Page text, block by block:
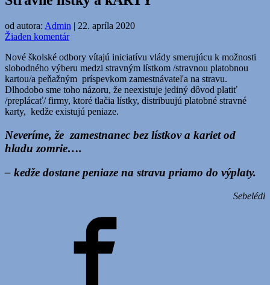
od autora: Admin | 22. apríla 2020
Žiaden komentár
Nové školské odbory vítajú iniciatívu vlády smerujúcu k možnosti
slobodného výberu medzi stravným lístkom /stravnou platobnou
kartou/a peňažným príspevkom zamestnávateľa na stravu.
Dlhodobo sme toho názoru, že neexistuje jediný dôvod platiť
/preplácať/ firmy, ktoré tlačia lístky, distribuujú platobné stravné
karty, kedže existujú peniaze.
Neveríme, že zamestnanec bez lístkov a kariet od
hladu zomrie….
– kedže dostane peniaze na stravu priamo do výplaty.
Sebelédi